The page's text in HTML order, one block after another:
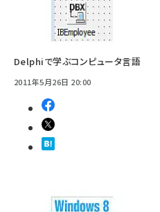
Delphiで学ぶコンピュータ言語
2011年5月26日 20:00